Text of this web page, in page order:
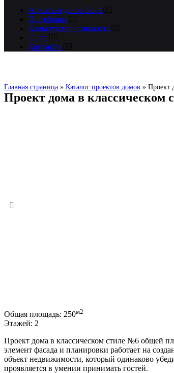
Архитектурное бюро
Портфолио
Калькулятор стоимости
О нас
Контакты
Главная страница » Каталог проектов домов » Проект
Проект дома в классическом
Общая площадь: 250м2
Этажей: 2
Проект дома в классическом стиле №6 общей
элемент фасада и планировки работает на
объект недвижимости, который одинаково
проявляется в умении принимать гостей.